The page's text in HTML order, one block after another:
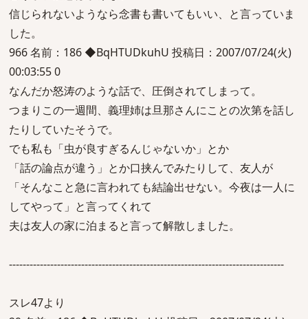
信じられないようなら念書も書いてもいい、と言っていま
した。
966 名前：186 ◆BqHTUDkuhU 投稿日：2007/07/24(火)
00:03:55 0
なんだか怒涛のような話で、圧倒されてしまって。
つまりこの一週間、義理姉は旦那さんにことの次第を話し
たりしていたそうで。
でも私も「虫が良すぎるんじゃないか」とか
「話の論点が違う」とか口挟んでみたりして、友人が
「そんなこと急に言われても結論出せない。今夜は一人に
してやって」と言ってくれて
夫は友人の家に泊まると言って解散しました。
--------------------------------------------------------------------------------
スレ47より